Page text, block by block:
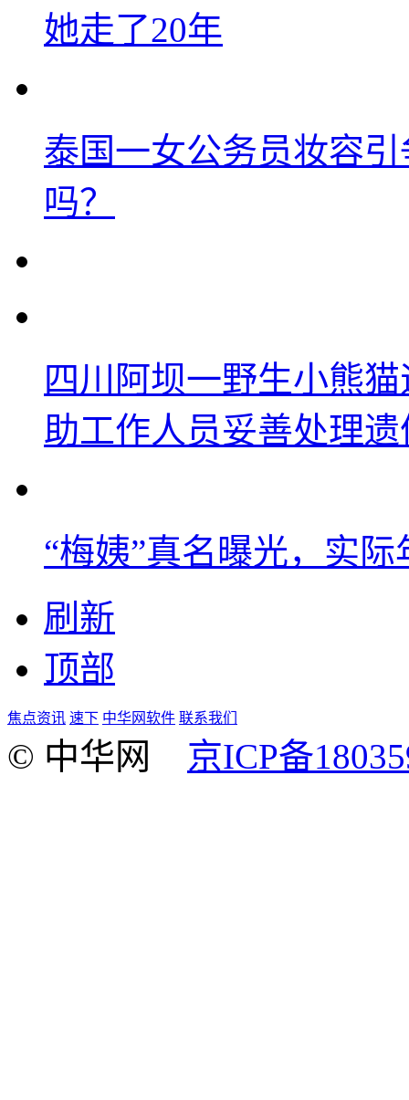
她走了20年
泰国一女公务员妆容
吗？
四川阿坝一野生小熊
助工作人员妥善处理遗
“梅姨”真名曝光，实
刷新
顶部
焦点资讯 速下 中华网软件 联系我们
© 中华网 京ICP备